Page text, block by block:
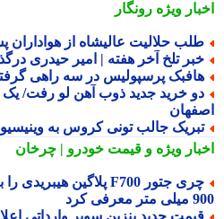
ویژهرونگار
حلالیت عالیشاه از هواداران پس
تلخ آخر هفته | امیر حیدری
پرسپولیس در سه راهی گرفتار
خرید جدید ذوب آهن لو رفت/ یک
جالب تونی کروس به وینیسیوس
ویژهو قیمت خودرو | چرخان